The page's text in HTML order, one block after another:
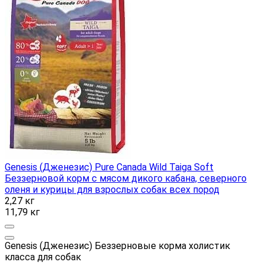
Genesis (Дженезис) Pure Canada Wild Taiga Soft
Беззерновой корм с мясом дикого кабана, северного
оленя и курицы для взрослых собак всех пород
2,27 кг
11,79 кг
Genesis (Дженезис) Беззерновые корма холистик
класса для собак